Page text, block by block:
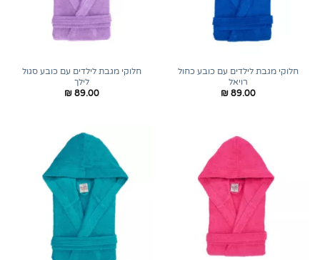
חלוקי מגבת לילדים עם כובע כחול
רויאל
₪ 89.00
חלוקי מגבת לילדים עם כובע סגול
לילך
₪ 89.00